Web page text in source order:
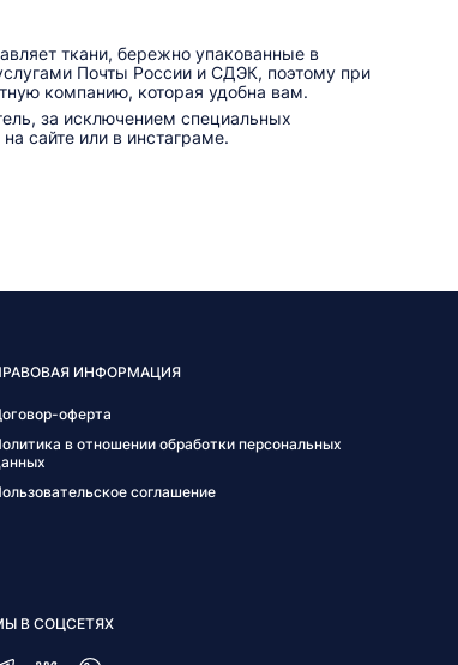
ткани, бережно упакованные в
Почты России и СДЭК, поэтому при
компанию, которая удобна вам.
за исключением специальных
сайте или в инстаграме.
ИНФОРМАЦИЯ
оферта
в отношении обработки персональных
соглашение
В СОЦСЕТЯХ